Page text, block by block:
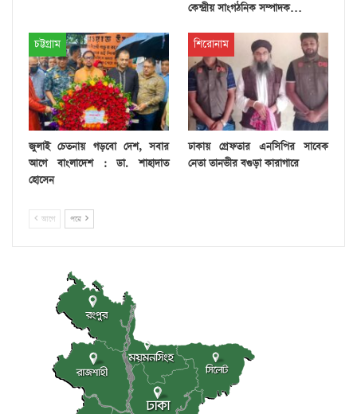
কেন্দ্রীয় সাংগঠনিক সম্পাদক…
চট্টগ্রাম
জুলাই চেতনায় গড়বো দেশ, সবার
আগে বাংলাদেশ : ডা. শাহাদাত
হোসেন
শিরোনাম
ঢাকায় গ্রেফতার এনসিপির সাবেক
নেতা তানভীর বগুড়া কারাগারে
আগে পরে